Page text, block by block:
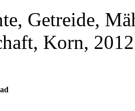
Getreide,
Korn, 2012